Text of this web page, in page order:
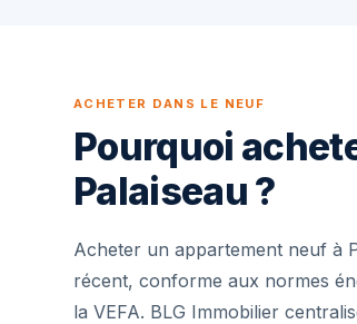
ACHETER DANS LE NEUF
Pourquoi
Palaiseau ?
Acheter un appartement neuf à
récent, conforme aux normes
la VEFA. BLG Immobilier